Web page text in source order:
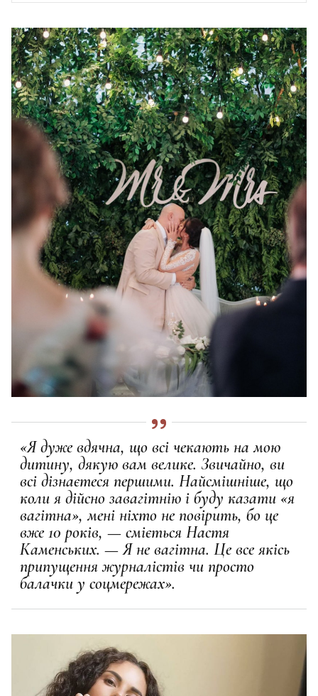
«Я дуже вдячна, що всі чекають на мою
дитину, дякую вам велике. Звичайно, ви
всі дізнаєтеся першими. Найсмішніше, що
коли я дійсно завагітнію і буду казати «я
вагітна», мені ніхто не повірить, бо це
вже 10 років, — сміється Настя
Каменських. — Я не вагітна. Це все якісь
припущення журналістів чи просто
балачки у соцмережах».